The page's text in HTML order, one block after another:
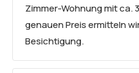
Zimmer-Wohnung mit ca.
genauen Preis ermitteln
Besichtigung.